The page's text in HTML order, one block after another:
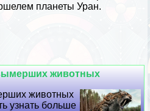
планеты Уран.
животных
животных
узнать больше